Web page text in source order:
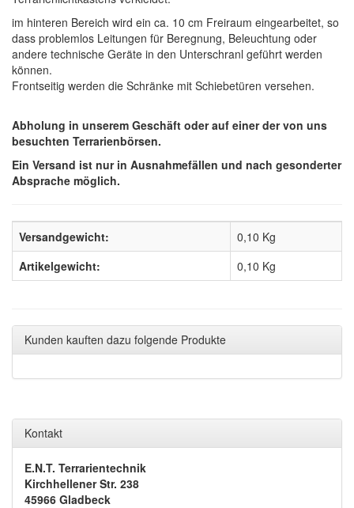
im hinteren Bereich wird ein ca. 10 cm Freiraum eingearbeitet, so
dass problemlos Leitungen für Beregnung, Beleuchtung oder
andere technische Geräte in den Unterschranl geführt werden
können.
Frontseitig werden die Schränke mit Schiebetüren versehen.
Abholung in unserem Geschäft oder auf einer der von uns
besuchten Terrarienbörsen.
Ein Versand ist nur in Ausnahmefällen und nach gesonderter
Absprache möglich.
Versandgewicht:
0,10 Kg
Artikelgewicht:
0,10 Kg
Kunden kauften dazu folgende Produkte
Kontakt
E.N.T. Terrarientechnik
Kirchhellener Str. 238
45966 Gladbeck